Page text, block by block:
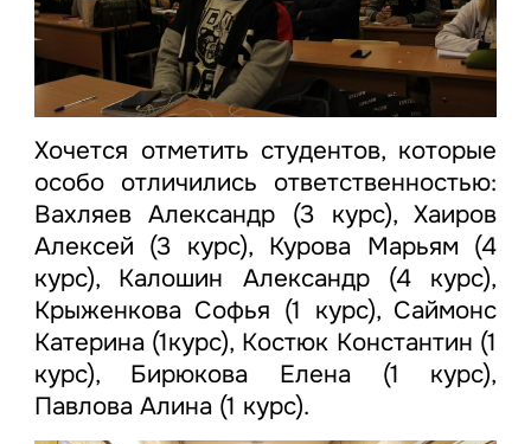
Хочется отметить студентов, которые
особо отличились ответственностью:
Вахляев Александр (3 курс), Хаиров
Алексей (3 курс), Курова Марьям (4
курс), Калошин Александр (4 курс),
Крыженкова Софья (1 курс), Саймонс
Катерина (1курс), Костюк Константин (1
курс), Бирюкова Елена (1 курс),
Павлова Алина (1 курс).